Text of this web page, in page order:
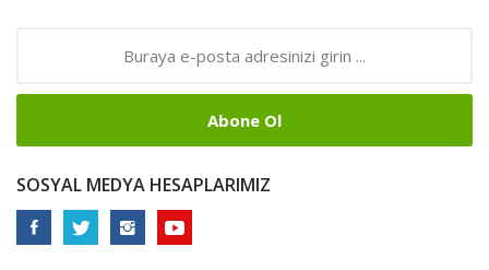
Abone Ol
SOSYAL MEDYA HESAPLARIMIZ